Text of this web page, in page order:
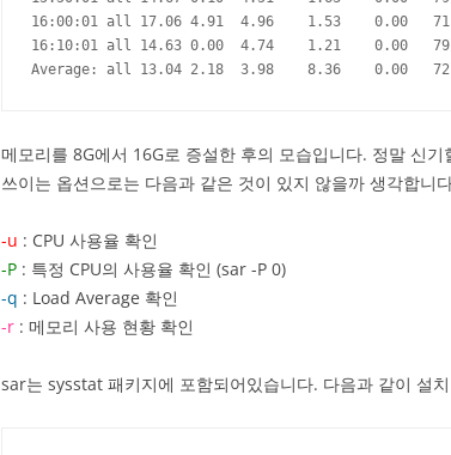
16:00:01 all 17.06 4.91  4.96    1.53    0.00
16:10:01 all 14.63 0.00  4.74    1.21    0.00
Average: all 13.04 2.18  3.98    8.36    0.00
메모리를 8G에서 16G로 증설한 후의 모습입니다. 정말 신
쓰이는 옵션으로는 다음과 같은 것이 있지 않을까 생각합니
-u : CPU 사용율 확인
-P : 특정 CPU의 사용율 확인 (sar -P 0)
-q : Load Average 확인
-r : 메모리 사용 현황 확인
sar는 sysstat 패키지에 포함되어있습니다. 다음과 같이 설